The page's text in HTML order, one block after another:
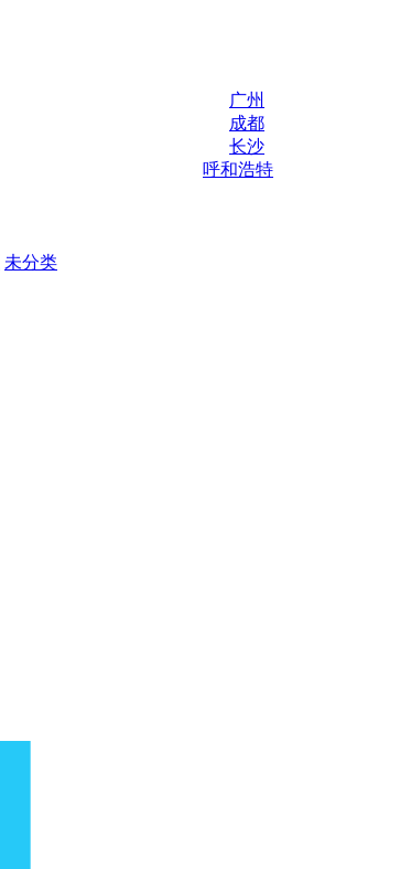
广州
成都
长沙
呼和浩特
未分类